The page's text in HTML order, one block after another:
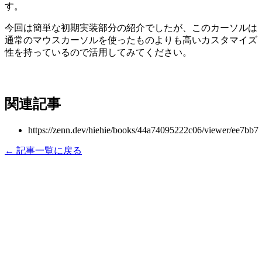
す。
今回は簡単な初期実装部分の紹介でしたが、このカーソルは
通常のマウスカーソルを使ったものよりも高いカスタマイズ
性を持っているので活用してみてください。
関連記事
https://zenn.dev/hiehie/books/44a74095222c06/viewer/ee7bb7
← 記事一覧に戻る